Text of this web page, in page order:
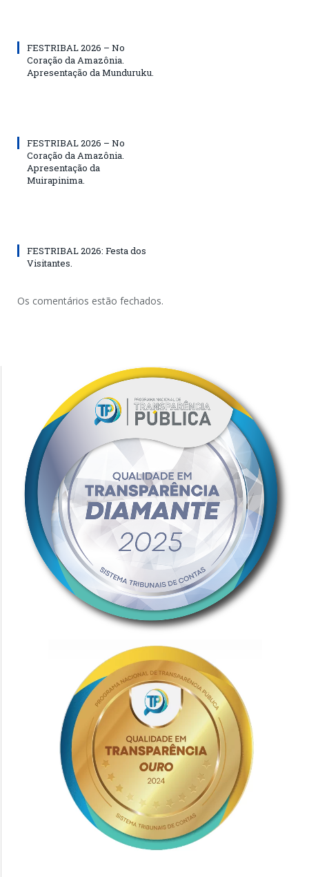
FESTRIBAL 2026 – No
Coração da Amazônia.
Apresentação da Munduruku.
FESTRIBAL 2026 – No
Coração da Amazônia.
Apresentação da
Muirapinima.
FESTRIBAL 2026: Festa dos
Visitantes.
Os comentários estão fechados.